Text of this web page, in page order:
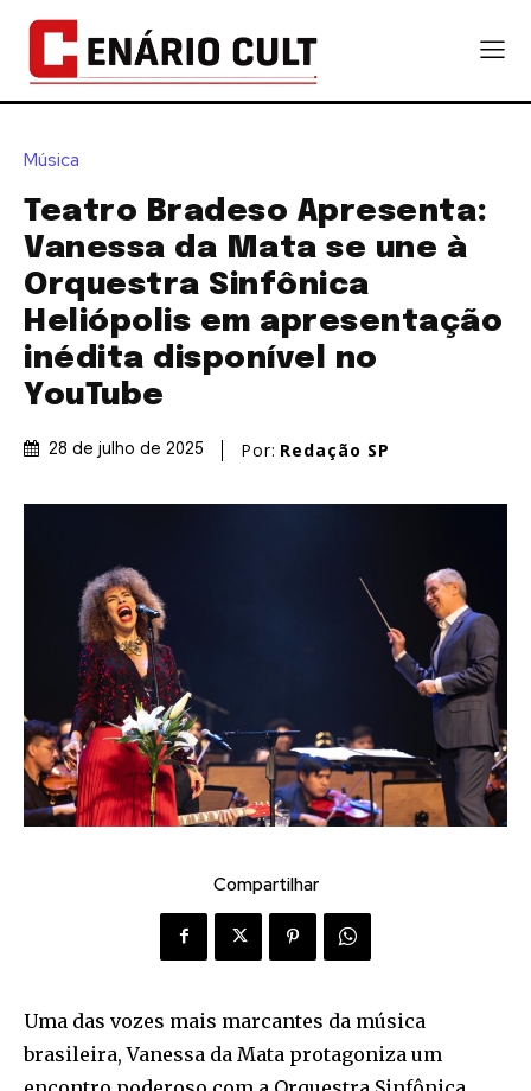
Música
Teatro Bradeso Apresenta:
Vanessa da Mata se une à
Orquestra Sinfônica
Heliópolis em apresentação
inédita disponível no
YouTube
28 de julho de 2025 Por: Redação SP
Compartilhar
Uma das vozes mais marcantes da música
brasileira, Vanessa da Mata protagoniza um